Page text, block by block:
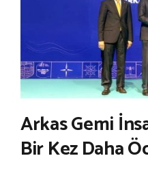
Arkas Gemi
Bir Kez Daha